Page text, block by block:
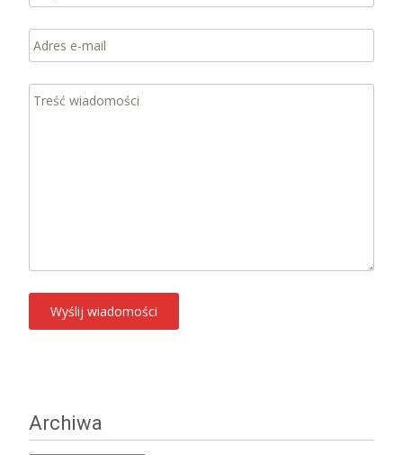
Archiwa